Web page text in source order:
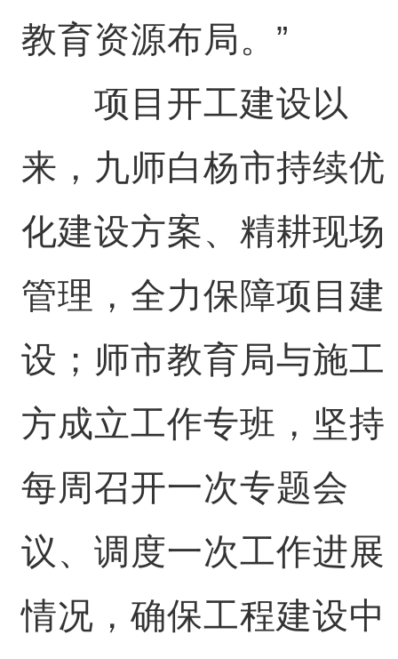
教育资源布局。”
项目开工建设以
来，九师白杨市持续优
化建设方案、精耕现场
管理，全力保障项目建
设；师市教育局与施工
方成立工作专班，坚持
每周召开一次专题会
议、调度一次工作进展
情况，确保工程建设中